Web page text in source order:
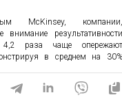
McKinsey, компании,
внимание результативности
4,2 раза чаще опережают
в среднем на 30%
помогают более
человеческие